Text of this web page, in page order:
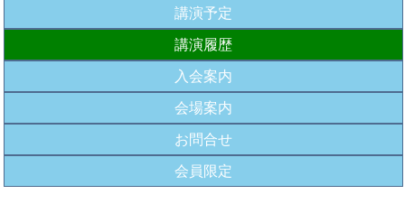
講演予定
講演履歴
入会案内
会場案内
お問合せ
会員限定